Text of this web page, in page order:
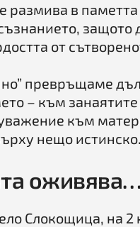
размива в
от
превръщаме
– към
към
нещо истинско.
оживява…
Слокощица, на 2